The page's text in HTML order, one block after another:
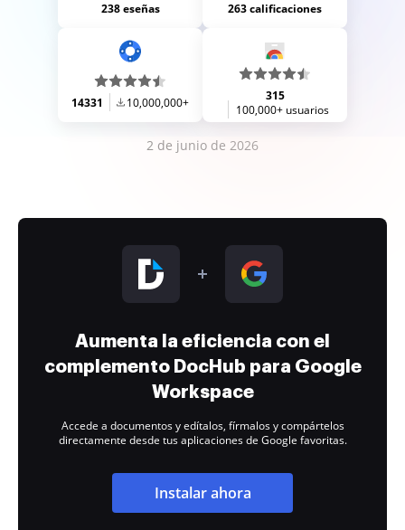
238 eseñas 263 calificaciones
14331 10,000,000+
315
100,000+ usuarios
2 de junio de 2026
Aumenta la eficiencia con el
complemento DocHub para Google
Workspace
Accede a documentos y edítalos, fírmalos y compártelos
directamente desde tus aplicaciones de Google favoritas.
Instalar ahora